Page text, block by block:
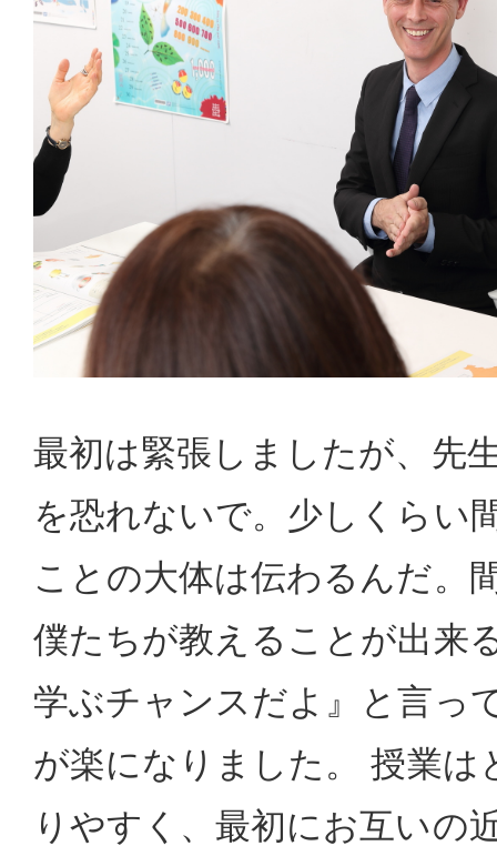
最初は緊張しましたが、先
を恐れないで。少しくらい
ことの大体は伝わるんだ。
僕たちが教えることが出来
学ぶチャンスだよ』と言っ
が楽になりました。 授業は
りやすく、最初にお互いの